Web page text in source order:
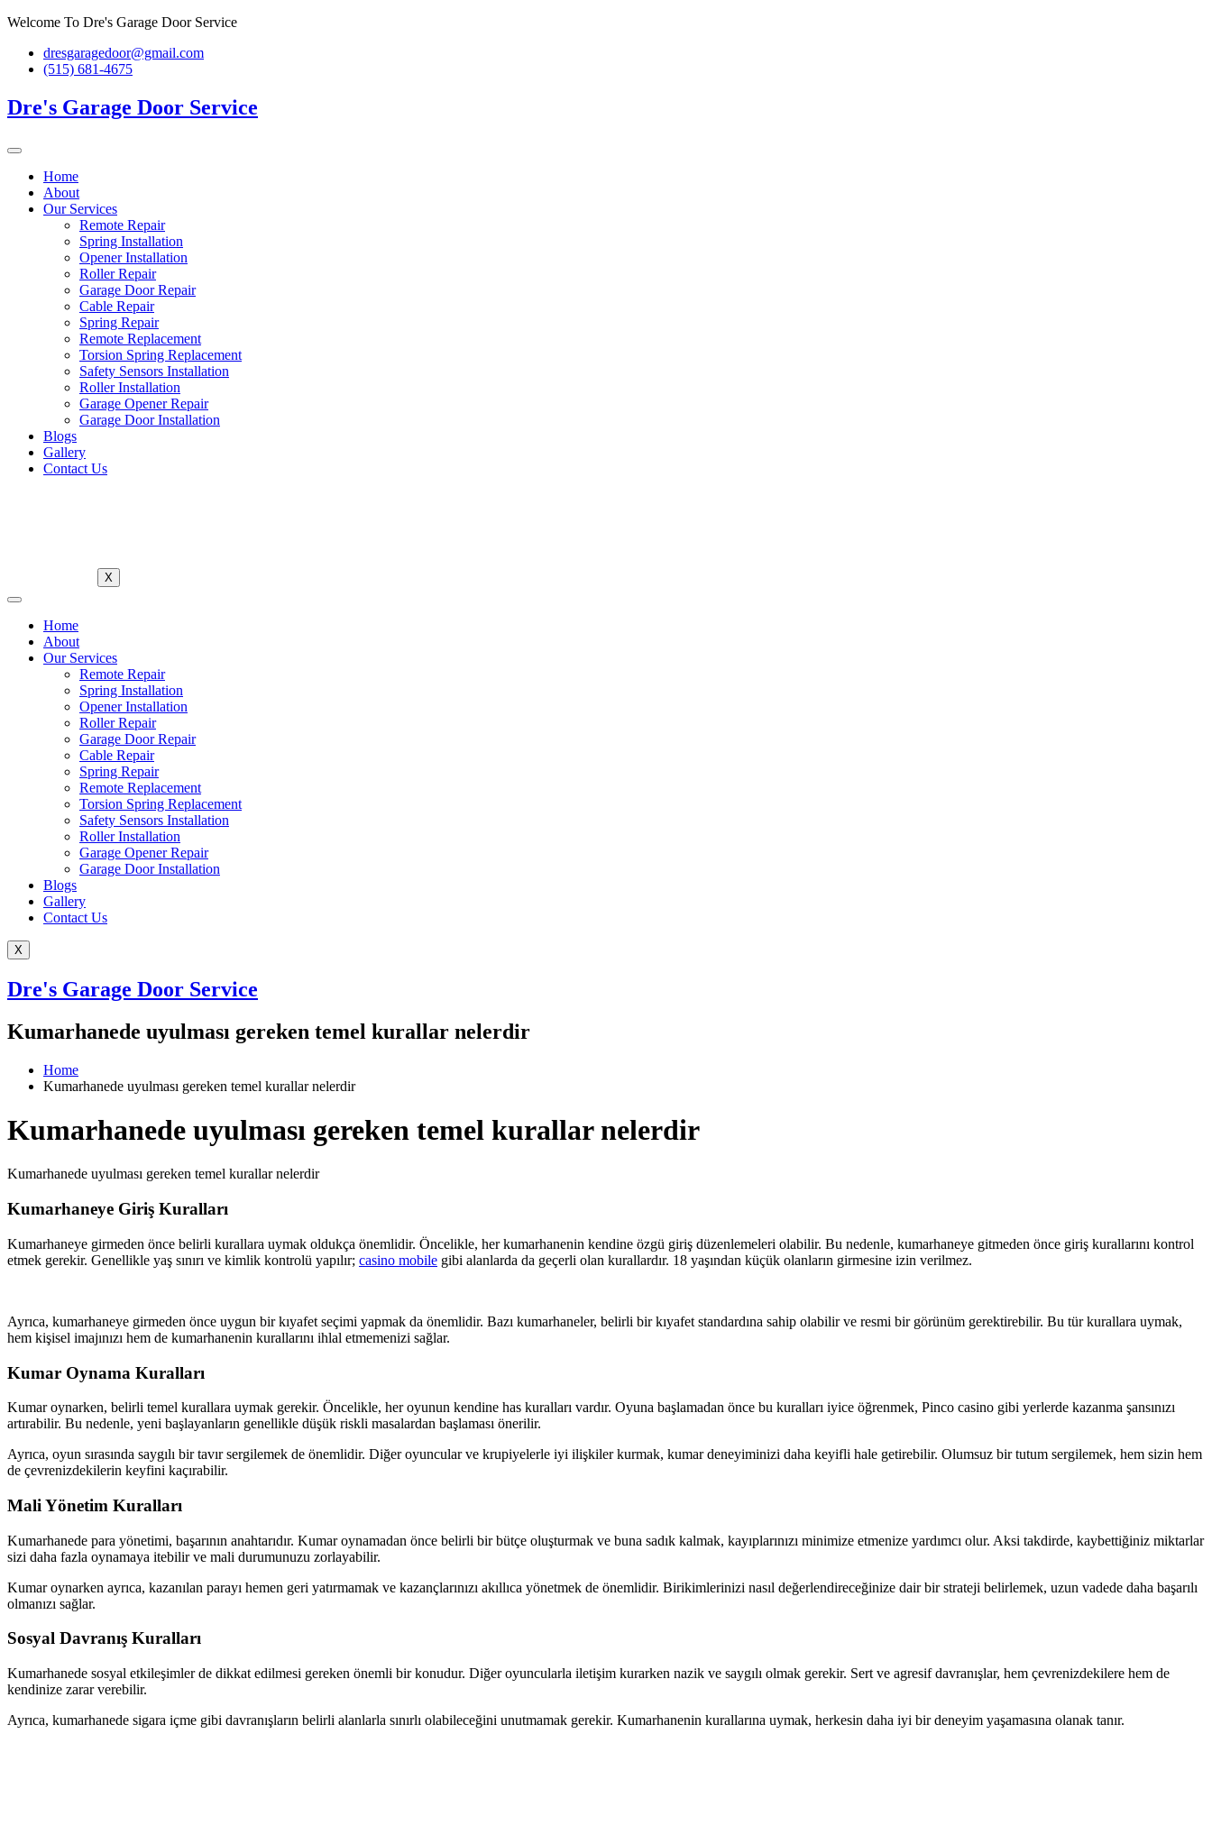
Skip
content
Welcome To Dre's Garage Door Service
dresgaragedoor@gmail.com
(515) 681-4675
Dre's Garage Door Service
Home
About
Our Services
Remote Repair
Spring Installation
Opener Installation
Roller Repair
Garage Door Repair
Cable Repair
Spring Repair
Remote Replacement
Torsion Spring Replacement
Safety Sensors Installation
Roller Installation
Garage Opener Repair
Garage Door Installation
Blogs
Gallery
Contact Us
X
Home
About
Our Services
Remote Repair
Spring Installation
Opener Installation
Roller Repair
Garage Door Repair
Cable Repair
Spring Repair
Remote Replacement
Torsion Spring Replacement
Safety Sensors Installation
Roller Installation
Garage Opener Repair
Garage Door Installation
Blogs
Gallery
Contact Us
X
Dre's Garage Door Service
Kumarhanede uyulması gereken temel kurallar nelerdir
Home
Kumarhanede uyulması gereken temel kurallar nelerdir
Kumarhanede uyulması gereken temel kurallar nelerdir
Kumarhanede uyulması gereken temel kurallar nelerdir
Kumarhaneye Giriş Kuralları
Kumarhaneye girmeden önce belirli kurallara uymak oldukça önemlidir. Öncelikle, her kumarhanenin kendine özgü giriş düzenlemeleri olabilir. Bu nedenle, kumarhaneye gitmeden önce giriş kurallarını kontrol
etmek gerekir. Genellikle yaş sınırı ve kimlik kontrolü yapılır; casino mobile gibi alanlarda da geçerli olan kurallardır. 18 yaşından küçük olanların girmesine izin verilmez.
Ayrıca, kumarhaneye girmeden önce uygun bir kıyafet seçimi yapmak da önemlidir. Bazı kumarhaneler, belirli bir kıyafet standardına sahip olabilir ve resmi bir görünüm gerektirebilir. Bu tür kurallara uymak,
hem kişisel imajınızı hem de kumarhanenin kurallarını ihlal etmemenizi sağlar.
Kumar Oynama Kuralları
Kumar oynarken, belirli temel kurallara uymak gerekir. Öncelikle, her oyunun kendine has kuralları vardır. Oyuna başlamadan önce bu kuralları iyice öğrenmek, Pinco casino gibi yerlerde kazanma şansınızı
artırabilir. Bu nedenle, yeni başlayanların genellikle düşük riskli masalardan başlaması önerilir.
Ayrıca, oyun sırasında saygılı bir tavır sergilemek de önemlidir. Diğer oyuncular ve krupiyelerle iyi ilişkiler kurmak, kumar deneyiminizi daha keyifli hale getirebilir. Olumsuz bir tutum sergilemek, hem sizin hem
de çevrenizdekilerin keyfini kaçırabilir.
Mali Yönetim Kuralları
Kumarhanede para yönetimi, başarının anahtarıdır. Kumar oynamadan önce belirli bir bütçe oluşturmak ve buna sadık kalmak, kayıplarınızı minimize etmenize yardımcı olur. Aksi takdirde, kaybettiğiniz miktarlar
sizi daha fazla oynamaya itebilir ve mali durumunuzu zorlayabilir.
Kumar oynarken ayrıca, kazanılan parayı hemen geri yatırmamak ve kazançlarınızı akıllıca yönetmek de önemlidir. Birikimlerinizi nasıl değerlendireceğinize dair bir strateji belirlemek, uzun vadede daha başarılı
olmanızı sağlar.
Sosyal Davranış Kuralları
Kumarhanede sosyal etkileşimler de dikkat edilmesi gereken önemli bir konudur. Diğer oyuncularla iletişim kurarken nazik ve saygılı olmak gerekir. Sert ve agresif davranışlar, hem çevrenizdekilere hem de
kendinize zarar verebilir.
Ayrıca, kumarhanede sigara içme gibi davranışların belirli alanlarla sınırlı olabileceğini unutmamak gerekir. Kumarhanenin kurallarına uymak, herkesin daha iyi bir deneyim yaşamasına olanak tanır.